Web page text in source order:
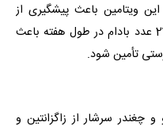
ویتامین باعث پیشگیری از
بیماری آب مروارید می شود. مصرف 23 عدد بادام در طول هفته باعث
چغندر سرشار از زاگزانتین و